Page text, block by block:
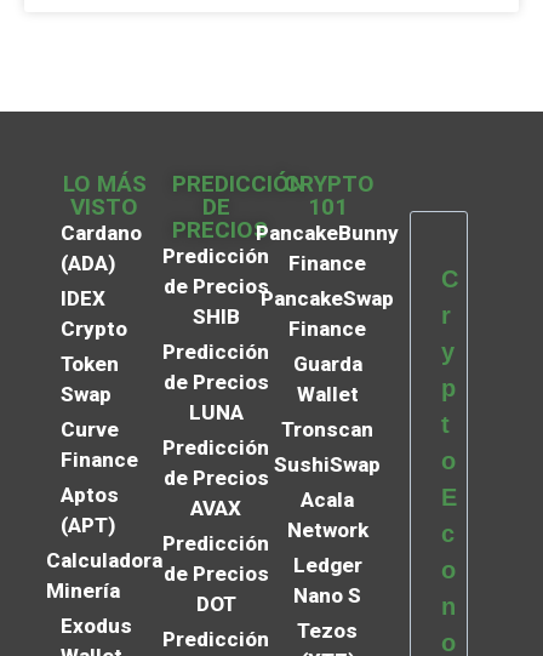
LO MÁS
VISTO
Cardano
(ADA)
IDEX
Crypto
Token
Swap
Curve
Finance
Aptos
(APT)
Calculadora
Minería
Exodus
PREDICCIÓN
DE
PRECIOS
Predicción
de Precios
SHIB
Predicción
de Precios
LUNA
Predicción
de Precios
AVAX
Predicción
de Precios
DOT
Predicción
CRYPTO
101
PancakeBunny
Finance
PancakeSwap
Finance
Guarda
Wallet
Tronscan
SushiSwap
Acala
Network
Ledger
Nano S
Tezos
C
r
y
p
t
o
E
c
o
n
o